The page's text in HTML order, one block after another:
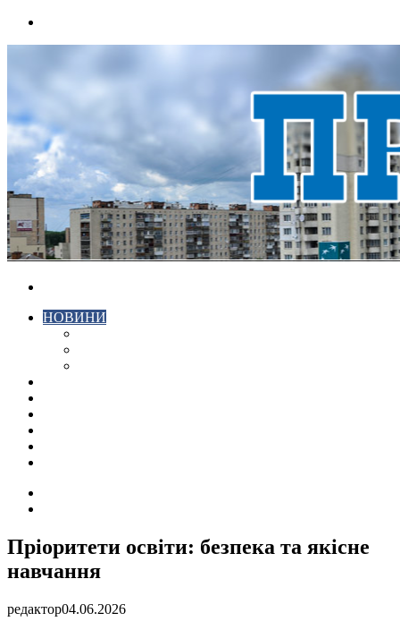
НОВИНИ
Пріоритети освіти: безпека та якісне
навчання
редактор04.06.2026